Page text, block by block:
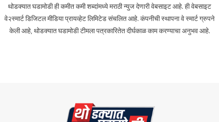
थोडक्यात घडामोडी ही कमीत कमी शब्दांमध्ये मराठी न्युज देणारी वेबसाइट आहे. ही वेबसाइट
वे२स्मार्ट डिजिटल मीडिया प्रायव्हेट लिमिटेड संचलित आहे. कंपनीची स्थापना वे स्मार्ट ग्रुपने
केली आहे, थोडक्यात घडामोडी टीमला पत्रकारितेत दीर्घकाळ काम करण्याचा अनुभव आहे.